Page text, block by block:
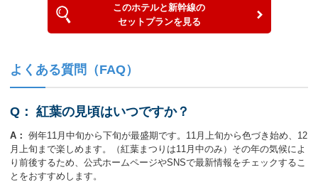
このホテルと新幹線の
セットプランを見る
よくある質問（FAQ）
Q： 紅葉の見頃はいつですか？
A： 例年11月中旬から下旬が最盛期です。11月上旬から色づき始め、12
月上旬まで楽しめます。（紅葉まつりは11月中のみ）その年の気候によ
り前後するため、公式ホームページやSNSで最新情報をチェックするこ
とをおすすめします。